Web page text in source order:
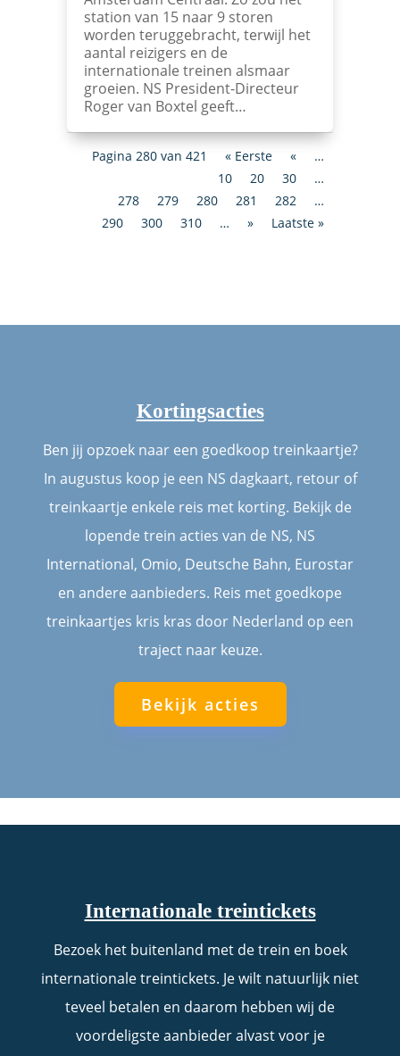
station van 15 naar 9 storen
worden teruggebracht, terwijl het
aantal reizigers en de
internationale treinen alsmaar
groeien. NS President-Directeur
Roger van Boxtel geeft…
Pagina 280 van 421 « Eerste «
…
10
20 30
…
278
279 280 281 282
…
290
300 310 … » Laatste »
Kortingsacties
Ben jij opzoek naar een goedkoop treinkaartje?
In augustus koop je een NS dagkaart, retour of
treinkaartje enkele reis met korting. Bekijk de
lopende trein acties van de NS, NS
International, Omio, Deutsche Bahn, Eurostar
en andere aanbieders. Reis met goedkope
treinkaartjes kris kras door Nederland op een
traject naar keuze.
Bekijk acties
Internationale treintickets
Bezoek het buitenland met de trein en boek
internationale treintickets. Je wilt natuurlijk niet
teveel betalen en daarom hebben wij de
voordeligste aanbieder alvast voor je